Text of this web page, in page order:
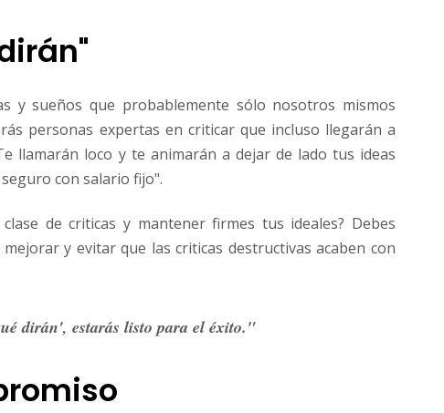
y sueños que probablemente sólo nosotros mismos
personas expertas en criticar que incluso llegarán a
llamarán loco y te animarán a dejar de lado tus ideas
con salario fijo".
de criticas y mantener firmes tus ideales? Debes
y evitar que las criticas destructivas acaben con
dirán', estarás listo para el éxito."